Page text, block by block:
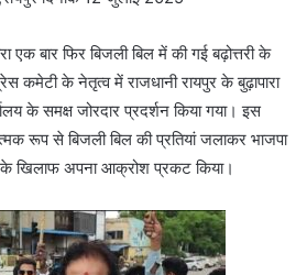
एक बार फिर बिजली बिल में की गई बढ़ोत्तरी के
कमेटी के नेतृत्व में राजधानी रायपुर के बुढ़ापारा
के समक्ष जोरदार प्रदर्शन किया गया। इस
रूप से बिजली बिल की प्रतियां जलाकर भाजपा
के खिलाफ अपना आक्रोश प्रकट किया।